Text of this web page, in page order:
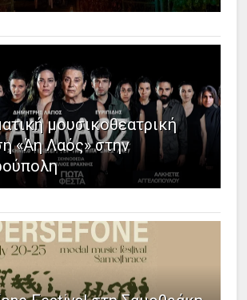
μουσικοθεατρική
«Άη Λαός» στην